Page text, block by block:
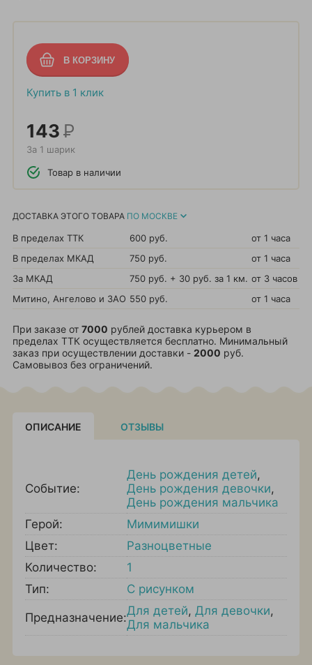
Купить в 1 клик
143Р
За 1 шарик
Товар в наличии
ДОСТАВКА ЭТОГО ТОВАРА ПО МОСКВЕ
В пределах ТТК 600 руб.
от 1 часа
В пределах МКАД
750 руб.
от 1 часа
За МКАД
750 руб. + 30 руб. за 1 км. от 3 часов
Митино, Ангелово и ЗАО 550 руб. от 1 часа
При заказе от 7000 рублей доставка курьером в
пределах ТТК осуществляется бесплатно. Минимальный
заказ при осуществлении доставки - 2000 руб.
Самовывоз без ограничений.
ОПИСАНИЕ ОТЗЫВЫ
Событие:
День рождения детей,
День рождения девочки,
День рождения мальчика
Герой:
Мимимишки
Цвет:
Разноцветные
Количество:
1
Тип:
С рисунком
Предназначение:Для детей, Для девочки,
Для мальчика